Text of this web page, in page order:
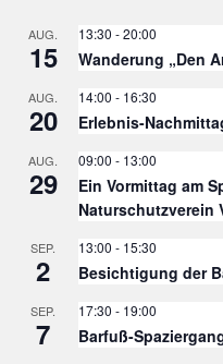
AUG.
15
13:30 -20:00
Wanderung „Den
AUG.
20
14:00 - 16:30
Erlebnis-
AUG.
29
09:00 - 13:00
Ein Vormittag am
Naturschutzverein
SEP.
2
13:00 - 15:30
Besichtigung der
SEP.
7
17:30 - 19:00
Barfuß-